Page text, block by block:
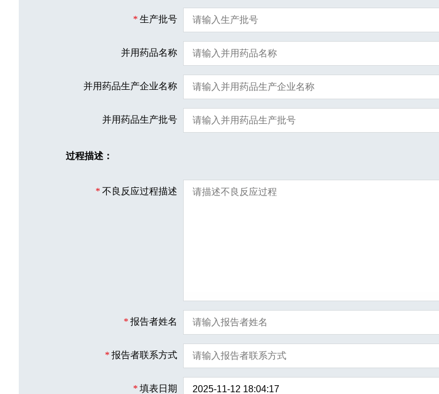
* 生产批号
并用药品名称
并用药品生产企业名称
并用药品生产批号
过程描述：
* 不良反应过程描述
* 报告者姓名
* 报告者联系方式
* 填表日期